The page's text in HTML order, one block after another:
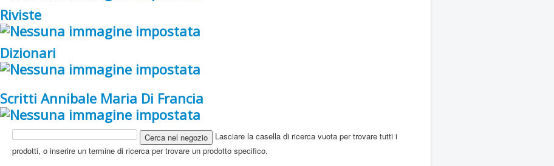
Riviste
Dizionari
Scritti Annibale Maria Di Francia
Lasciare la casella di ricerca vuota per trovare tutti i
prodotti, o inserire un termine di ricerca per trovare un prodotto specifico.